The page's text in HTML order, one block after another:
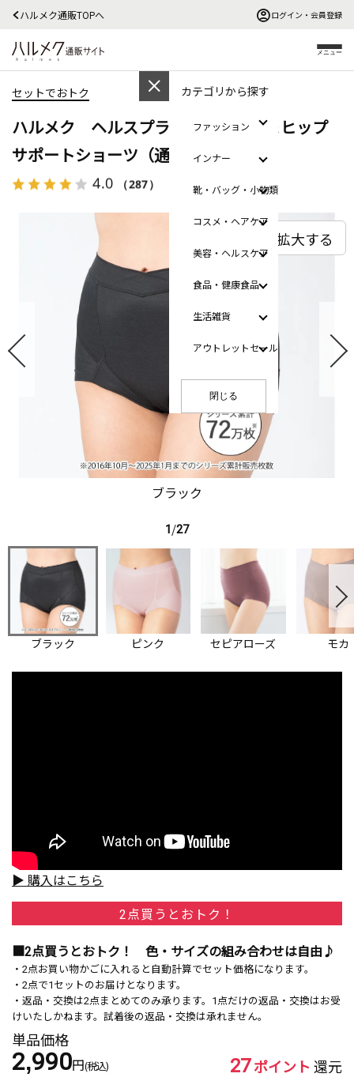
ハルメク通販TOPへ ログイン・会員登録
メニュー
カテゴリから探す
ファッション
インナー
靴・バッグ・小物類
コスメ・ヘアケア
美容・ヘルスケア
食品・健康食品
生活雑貨
アウトレットセール
閉じる
セットでおトク
ハルメク ヘルスプラス・骨盤底筋＆ヒップ
サポートショーツ（通年用）
4.0 （287） レビューを見る
ブラック
拡大する
1/27
ブラック ピンク セピアローズ モカ
▶ 購入はこちら
2点買うとおトク！
■2点買うとおトク！ 色・サイズの組み合わせは自由♪
・2点お買い物かごに入れると自動計算でセット価格になります。
・2点で1セットのお届けとなります。
・返品・交換は2点まとめてのみ承ります。1点だけの返品・交換はお受
けいたしかねます。試着後の返品・交換は承れません。
単品価格
2,990円(税込) 27ポイント 還元